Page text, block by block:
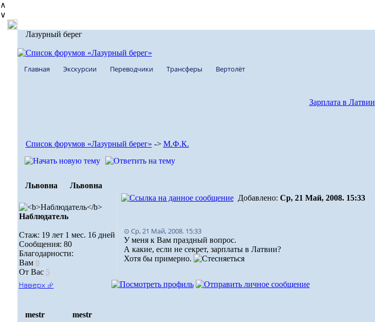
∧
∨
Лазурный берег
Главная Экскурсии Переводчики Трансферы Вертолёт
Зарплата в Латвии
Список форумов «Лазурный берег» -> М.Ф.К.
Львовна Львовна
Наблюдатель
Стаж: 19 лет 1 мес. 16 дней
Сообщения: 80
Благодарности:
Вам 0
От Вас 5
Добавлено: Ср, 21 Май, 2008. 15:33
⊙ Ср, 21 Май, 2008. 15:33
У меня к Вам праздный вопрос.
А какие, если не секрет, зарплаты в Латвии?
Хотя бы примерно.
Наверх ⮵
mestr mestr